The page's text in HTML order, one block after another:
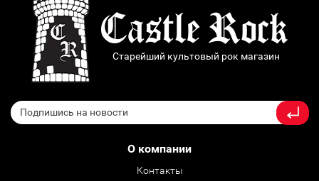
Старейший культовый рок магазин
О компании
Контакты